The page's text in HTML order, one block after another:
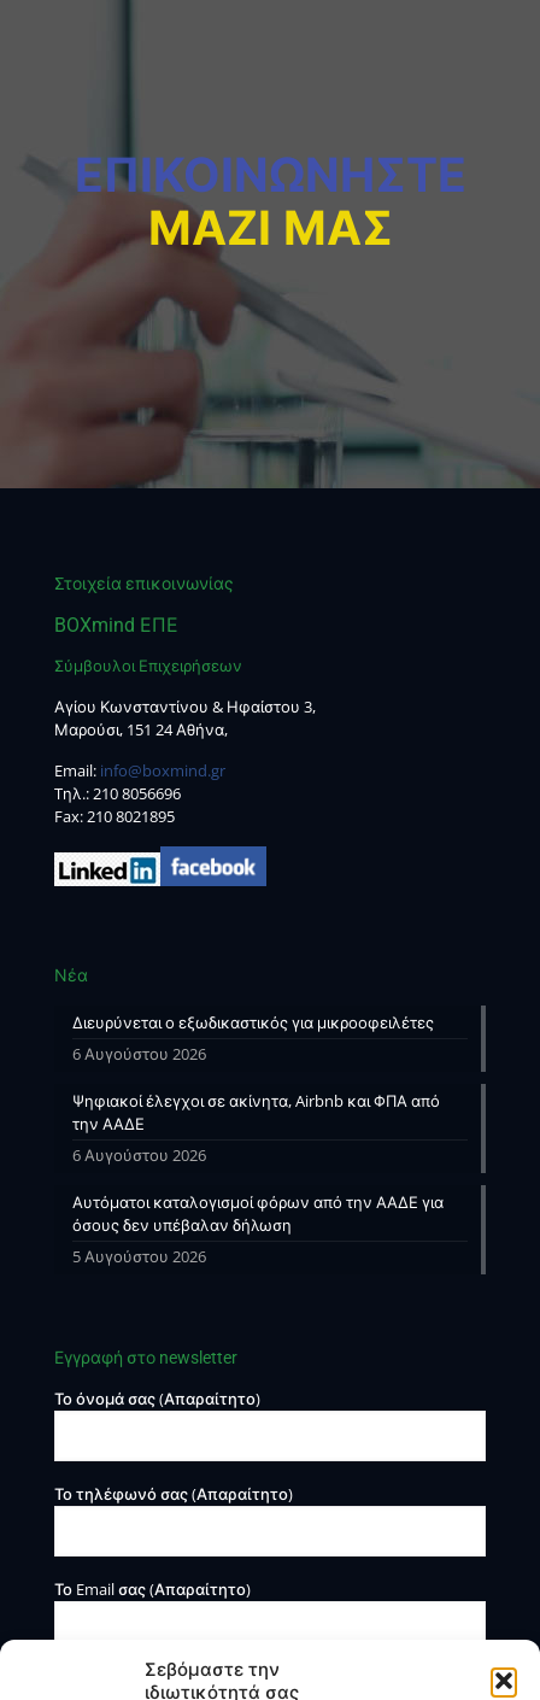
Σεβόμαστε την
ιδιωτικότητά σας
ΕΠΙΚΟΙΝΩΝΗΣΤΕ
ΜΑΖΙ ΜΑΣ
Στοιχεία επικοινωνίας
BOXmind ΕΠΕ
Σύμβουλοι Επιχειρήσεων
Αγίου Κωνσταντίνου & Ηφαίστου 3,
Μαρούσι, 151 24 Αθήνα,
Email: info@boxmind.gr
Tηλ.:210 8056696
Fax: 210 8021895
Νέα
Διευρύνεται ο εξωδικαστικός για μικροοφειλέτες
6 Αυγούστου 2026
Ψηφιακοί έλεγχοι σε ακίνητα, Airbnb και ΦΠΑ από
την ΑΑΔΕ
6 Αυγούστου 2026
Αυτόματοι καταλογισμοί φόρων από την ΑΑΔΕ για
όσους δεν υπέβαλαν δήλωση
5 Αυγούστου 2026
Εγγραφή στο newsletter
Το όνομά σας (Απαραίτητο)
Το τηλέφωνό σας (Απαραίτητο)
Το Email σας (Απαραίτητο)